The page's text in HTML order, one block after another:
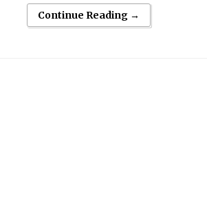
Continue Reading →